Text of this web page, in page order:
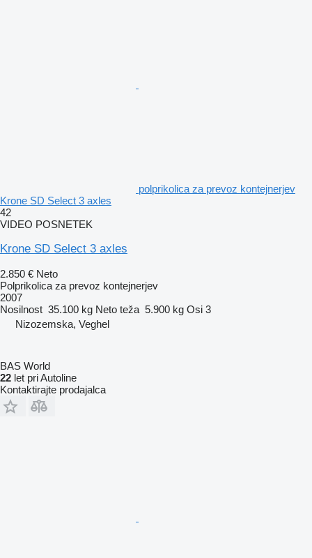
polprikolica za prevoz kontejnerjev
Krone SD Select 3 axles
42
VIDEO POSNETEK
Krone SD Select 3 axles
2.850 € Neto
Polprikolica za prevoz kontejnerjev
2007
Nosilnost 35.100 kg Neto teža 5.900 kg Osi 3
Nizozemska, Veghel
BAS World
22 let pri Autoline
Kontaktirajte prodajalca